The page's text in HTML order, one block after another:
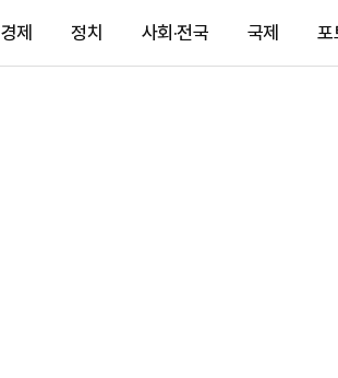
경제 정치 사회·전국 국제 포